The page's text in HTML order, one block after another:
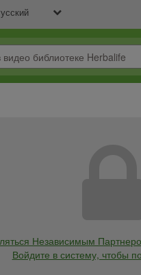
Независимым
Войдите в систему, чтобы